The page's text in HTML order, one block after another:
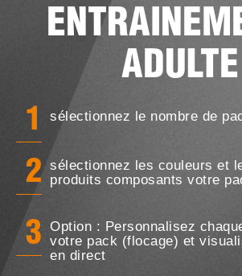
ADULTE
1 sélectionnez le nombre de
2 sélectionnez les couleurs et
produits composants votre
3 Option : Personnalisez
votre pack (flocage) et
en direct